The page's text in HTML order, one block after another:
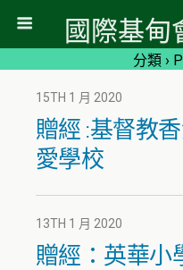
分類 ›
15TH 1 月 2020
贈經 :基督教
愛學校
13TH 1 月 2020
贈經：英華小